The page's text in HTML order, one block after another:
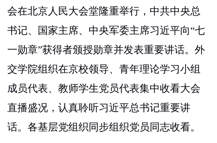
会在北京人民大会堂隆重举行， 中共中央总
书记、国家主席、中央军委主席习近平向“七
一勋章”获得者颁授勋章并发表重要讲话。外
交学院组织在京校领导、 青年理论学习小组
成员代表、教师学生党员代表集中收看大会
直播盛况，认真聆听习近平总书记重要讲
话。各基层党组织同步组织党员同志收看。